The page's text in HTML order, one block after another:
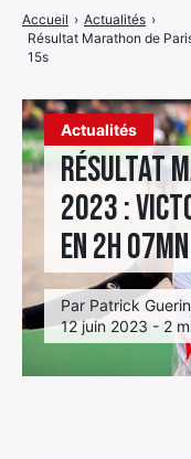
Actualités
Résultat
2023 :
en 2h
Par Patrick
12 juin 2023 - 2
Accueil › Actualités ›
Résultat Marathon de
15s